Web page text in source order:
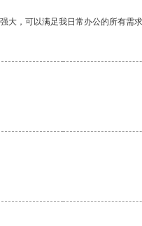
，可以满足我日常办公的所有需